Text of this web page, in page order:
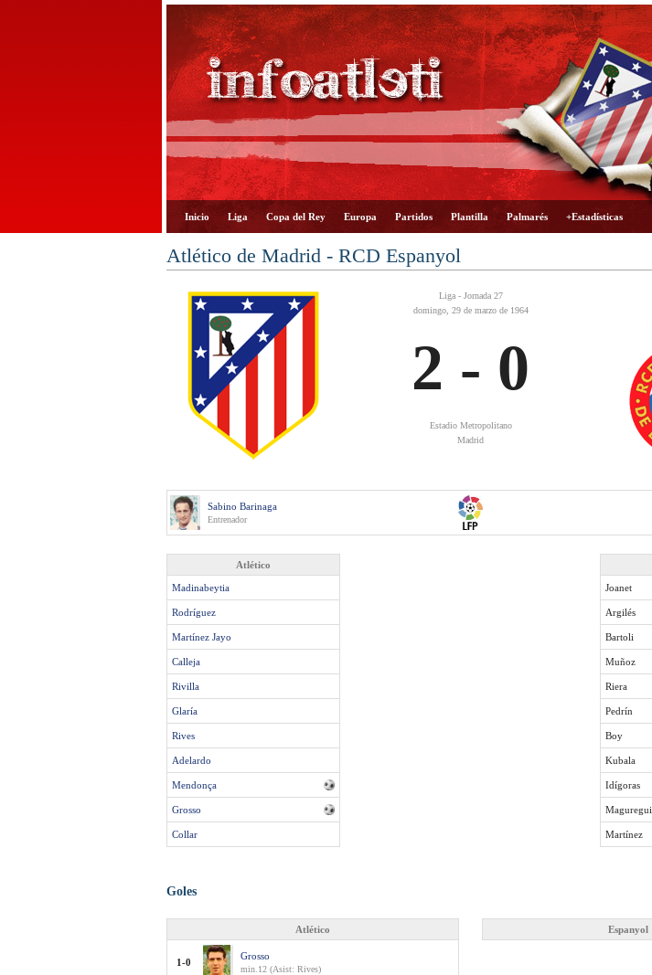
Inicio Liga Copa del Rey Europa Partidos Plantilla Palmarés +Estadísticas
Atlético de Madrid - RCD Espanyol
Liga - Jornada 27
domingo, 29 de marzo de 1964
2 - 0
Estadio Metropolitano
Madrid
Sabino Barinaga
Entrenador
Atlético
Madinabeytia
Rodríguez
Martínez Jayo
Calleja
Rivilla
Glaría
Rives
Adelardo
Mendonça
Grosso
Collar
Joanet
Argilés
Bartoli
Muñoz
Riera
Pedrín
Boy
Kubala
Idígoras
Maguregui
Martínez
Goles
Atlético
1-0
Grosso
min.12 (Asist: Rives)
Espanyol